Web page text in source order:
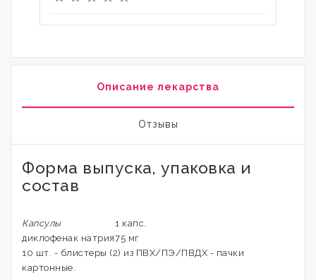
Описание лекарства
Отзывы
Форма выпуска, упаковка и
состав
Капсулы
1 капс.
диклофенак натрия75 мг
10 шт. - блистеры (2) из ПВХ/ПЭ/ПВДХ - пачки
картонные.